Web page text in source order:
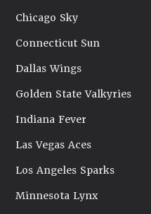
Chicago Sky
Connecticut Sun
Dallas Wings
Golden State Valkyries
Indiana Fever
Las Vegas Aces
Los Angeles Sparks
Minnesota Lynx